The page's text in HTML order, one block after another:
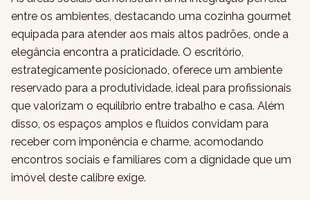
entre os ambientes, destacando uma cozinha gourmet
equipada para atender aos mais altos padrões, onde a
elegância encontra a praticidade. O escritório,
estrategicamente posicionado, oferece um ambiente
reservado para a produtividade, ideal para profissionais
que valorizam o equilíbrio entre trabalho e casa. Além
disso, os espaços amplos e fluídos convidam para
receber com imponência e charme, acomodando
encontros sociais e familiares com a dignidade que um
imóvel deste calibre exige.